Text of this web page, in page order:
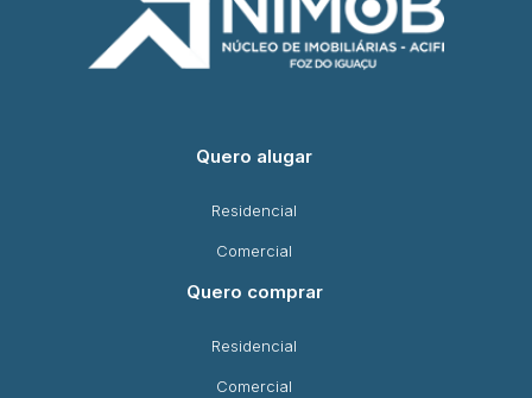
Quero alugar
Residencial
Comercial
Quero comprar
Residencial
Comercial